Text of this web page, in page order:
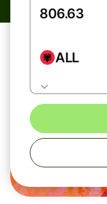
ALL